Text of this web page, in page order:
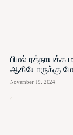
பிமல் ரத்நாயக்க
ஆகியோருக்கு
November 19, 2024